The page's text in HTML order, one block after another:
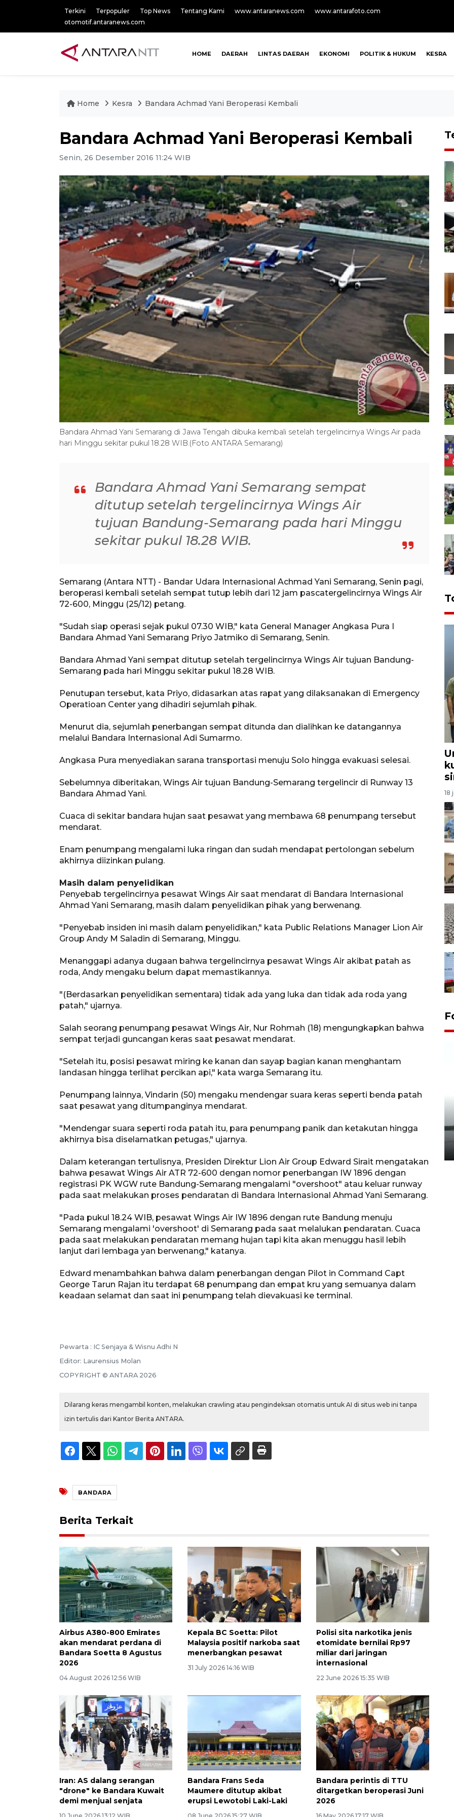
Terkini Terpopuler Top News Tentang Kami www.antaranews.com
www.antarafoto.com
otomotif.antaranews.com
HOME DAERAH LINTAS DAERAH EKONOMI POLITIK & HUKUM KESRA
Home Kesra Bandara Achmad Yani Beroperasi Kembali
Bandara Achmad Yani Beroperasi Kembali
Senin, 26 Desember 2016 11:24 WIB
Bandara Ahmad Yani Semarang di Jawa Tengah dibuka kembali setelah tergelincirnya Wings Air pada
hari Minggu sekitar pukul 18.28 WIB.(Foto ANTARA Semarang)
Bandara Ahmad Yani Semarang sempat
ditutup setelah tergelincirnya Wings Air
tujuan Bandung-Semarang pada hari Minggu
sekitar pukul 18.28 WIB.
Semarang (Antara NTT) - Bandar Udara Internasional Achmad Yani Semarang, Senin pagi,
beroperasi kembali setelah sempat tutup lebih dari 12 jam pascatergelincirnya Wings Air
72-600, Minggu (25/12) petang.
"Sudah siap operasi sejak pukul 07.30 WIB," kata General Manager Angkasa Pura I
Bandara Ahmad Yani Semarang Priyo Jatmiko di Semarang, Senin.
Bandara Ahmad Yani sempat ditutup setelah tergelincirnya Wings Air tujuan Bandung-
Semarang pada hari Minggu sekitar pukul 18.28 WIB.
Penutupan tersebut, kata Priyo, didasarkan atas rapat yang dilaksanakan di Emergency
Operatioan Center yang dihadiri sejumlah pihak.
Menurut dia, sejumlah penerbangan sempat ditunda dan dialihkan ke datangannya
melalui Bandara Internasional Adi Sumarmo.
Angkasa Pura menyediakan sarana transportasi menuju Solo hingga evakuasi selesai.
Sebelumnya diberitakan, Wings Air tujuan Bandung-Semarang tergelincir di Runway 13
Bandara Ahmad Yani.
Cuaca di sekitar bandara hujan saat pesawat yang membawa 68 penumpang tersebut
mendarat.
Enam penumpang mengalami luka ringan dan sudah mendapat pertolongan sebelum
akhirnya diizinkan pulang.
Masih dalam penyelidikan
Penyebab tergelincirnya pesawat Wings Air saat mendarat di Bandara Internasional
Ahmad Yani Semarang, masih dalam penyelidikan pihak yang berwenang.
"Penyebab insiden ini masih dalam penyelidikan," kata Public Relations Manager Lion Air
Group Andy M Saladin di Semarang, Minggu.
Menanggapi adanya dugaan bahwa tergelincirnya pesawat Wings Air akibat patah as
roda, Andy mengaku belum dapat memastikannya.
"(Berdasarkan penyelidikan sementara) tidak ada yang luka dan tidak ada roda yang
patah," ujarnya.
Salah seorang penumpang pesawat Wings Air, Nur Rohmah (18) mengungkapkan bahwa
sempat terjadi guncangan keras saat pesawat mendarat.
"Setelah itu, posisi pesawat miring ke kanan dan sayap bagian kanan menghantam
landasan hingga terlihat percikan api," kata warga Semarang itu.
Penumpang lainnya, Vindarin (50) mengaku mendengar suara keras seperti benda patah
saat pesawat yang ditumpanginya mendarat.
"Mendengar suara seperti roda patah itu, para penumpang panik dan ketakutan hingga
akhirnya bisa diselamatkan petugas," ujarnya.
Dalam keterangan tertulisnya, Presiden Direktur Lion Air Group Edward Sirait mengatakan
bahwa pesawat Wings Air ATR 72-600 dengan nomor penerbangan IW 1896 dengan
registrasi PK WGW rute Bandung-Semarang mengalami "overshoot" atau keluar runway
pada saat melakukan proses pendaratan di Bandara Internasional Ahmad Yani Semarang.
"Pada pukul 18.24 WIB, pesawat Wings Air IW 1896 dengan rute Bandung menuju
Semarang mengalami 'overshoot' di Semarang pada saat melalukan pendaratan. Cuaca
pada saat melakukan pendaratan memang hujan tapi kita akan menuggu hasil lebih
lanjut dari lembaga yan berwenang," katanya.
Edward menambahkan bahwa dalam penerbangan dengan Pilot in Command Capt
George Tarun Rajan itu terdapat 68 penumpang dan empat kru yang semuanya dalam
keadaan selamat dan saat ini penumpang telah dievakuasi ke terminal.
Pewarta : IC Senjaya & Wisnu Adhi N
Editor: Laurensius Molan
COPYRIGHT © ANTARA 2026
Dilarang keras mengambil konten, melakukan crawling atau pengindeksan otomatis untuk AI di situs web ini tanpa
izin tertulis dari Kantor Berita ANTARA.
BANDARA
Berita Terkait
Airbus A380-800 Emirates
akan mendarat perdana di
Bandara Soetta 8 Agustus
2026
04 August 2026 12:56 WIB
Kepala BC Soetta: Pilot
Malaysia positif narkoba saat
menerbangkan pesawat
31 July 2026 14:16 WIB
Polisi sita narkotika jenis
etomidate bernilai Rp97
miliar dari jaringan
internasional
22 June 2026 15:35 WIB
Iran: AS dalang serangan
"drone" ke Bandara Kuwait
demi menjual senjata
Bandara Frans Seda
Maumere ditutup akibat
erupsi Lewotobi Laki-Laki
Bandara perintis di TTU
ditargetkan beroperasi Juni
2026
18
Pelepasan Tukik di Pantai
Kelapa Tinggi